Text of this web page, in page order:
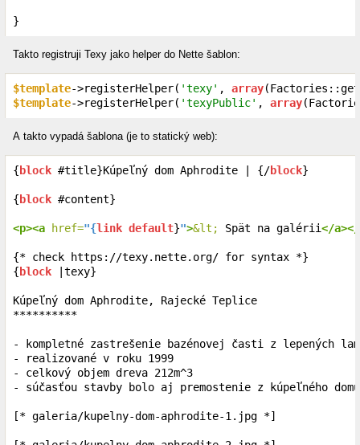
}
Takto registruji Texy jako helper do Nette šablon:
$template->registerHelper( 'texy' , array
$template->registerHelper( 'texyPublic' , array
A takto vypadá šablona (je to statický web):
{ block #title}Kúpeľný dom Aphrodite | {/block}
{ block #content}
<p><a href="{link default}">&lt; Spät na galérii</
{* check https://texy.nette.org/ for syntax *}
{ block |texy}
Kúpeľný dom Aphrodite, Rajecké Teplice
**********
- kompletné zastrešenie bazénovej časti z lepených
- realizované v roku 1999
- celkový objem dreva 212m^3
- súčasťou stavby bolo aj premostenie z kúpeľného
[* galeria/kupelny-dom-aphrodite-1.jpg *]